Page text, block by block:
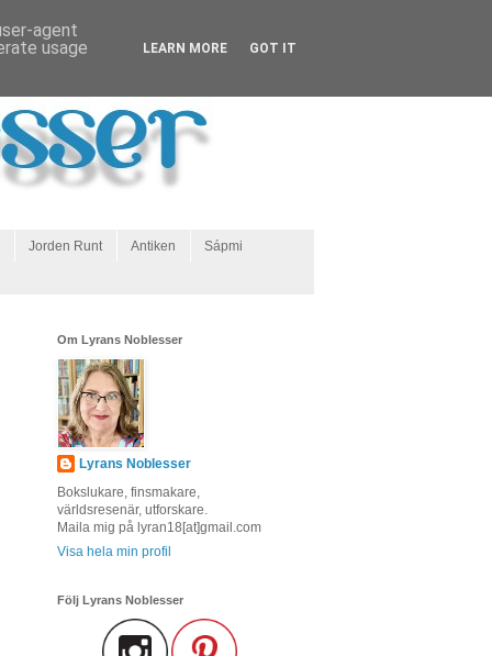
Jorden Runt Antiken Sápmi
Om Lyrans Noblesser
Lyrans Noblesser
Bokslukare, finsmakare,
världsresenär, utforskare.
Maila mig på lyran18[at]gmail.com
Visa hela min profil
Följ Lyrans Noblesser
agent
usage
LEARN MORE GOT IT